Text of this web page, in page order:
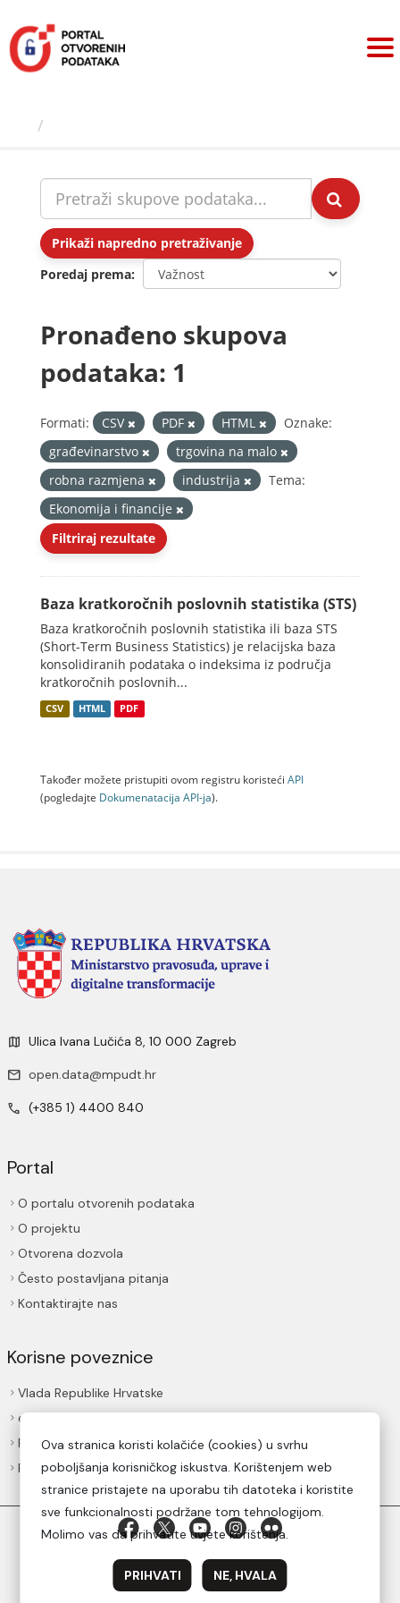
sadržaj
Prikaži napredno pretraživanje
Poredaj prema
Pronađeno skupova
podataka: 1
Formati: CSV PDF HTML
Oznake:
građevinarstvo
trgovina na malo
robna razmjena
industrija
Tema:
Ekonomija i financije
Filtriraj rezultate
Baza kratkoročnih poslovnih statistika (STS)
Baza kratkoročnih poslovnih statistika ili baza STS
(Short-Term Business Statistics) je relacijska baza
konsolidiranih podataka o indeksima iz područja
kratkoročnih poslovnih...
CSV HTML PDF
Također možete pristupiti ovom registru koristeći API
(pogledajte Dokumenаtаcijа API-jа).